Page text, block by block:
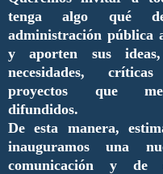
tenga algo qué
administración pública
y aporten sus ideas,
necesidades,
proyectos que
difundidos.
De esta manera,
inauguramos una
comunicación y de